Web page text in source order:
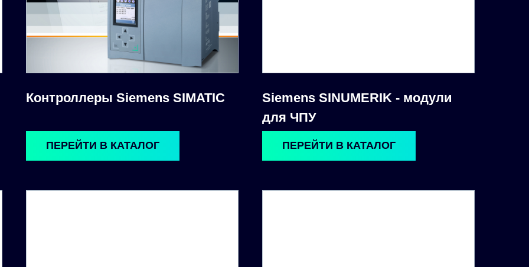
Контроллеры Siemens SIMATIC
Siemens SINUMERIK - модули
для ЧПУ
ПЕРЕЙТИ В КАТАЛОГ ПЕРЕЙТИ В КАТАЛОГ